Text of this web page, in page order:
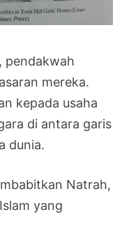
pendakwah
mereka.
kepada usaha
di antara garis
dunia.
Natrah,
yang